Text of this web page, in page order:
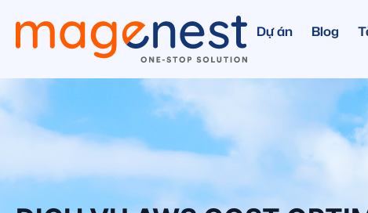
Dự án Blog